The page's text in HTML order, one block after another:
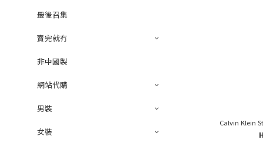
最後召集
賣完就冇
非中國製
網站代購
男裝
女裝
Calvin Klein